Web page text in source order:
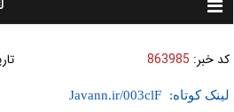
Toggle
کد خبر: 863985
لینک کوتاه: